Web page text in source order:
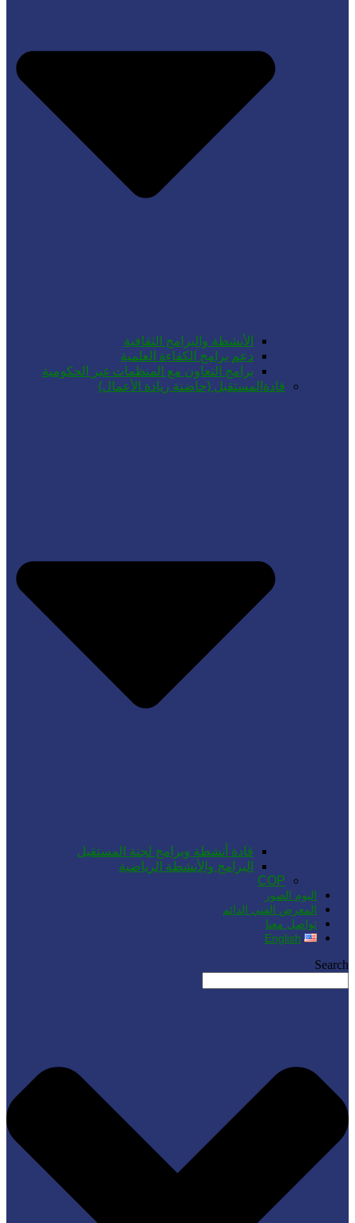
الأنشطة والبرامج الثقافية
دعم برامج الكفاءة العلمية
برامج التعاون مع المنظمات غير الحكومية
قادةالمستقبل (حاضنة ريادة الأعمال)
قادة أنشطة وبرامج لجنة المستقبل
البرامج والأنشطة الرياضية
COP
البوم الصور
المعرض الفني الدائم
تواصل معنا
English
Search